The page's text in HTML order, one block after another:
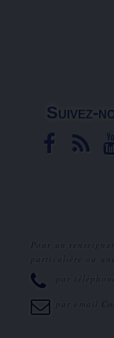
Suivez-
Pour un
particulière ou
par
par email